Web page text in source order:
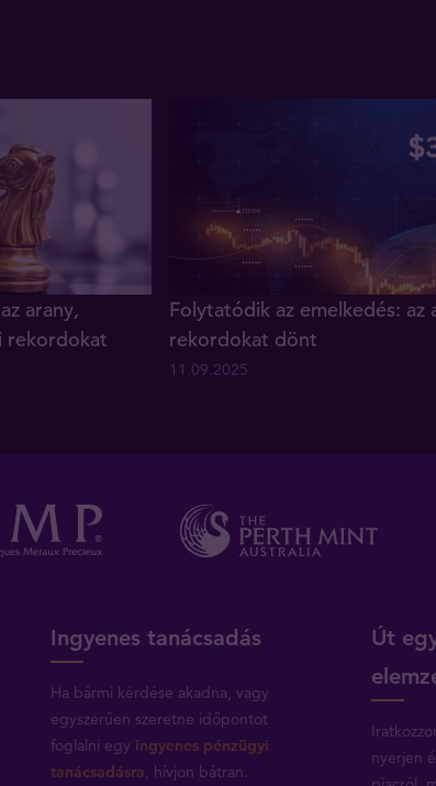
arany,
rekordokat
Folytatódik az emelkedés: az
rekordokat dönt
11.09.2025
Ingyenes tanácsadás
Ha bármi kérdése akadna, vagy
egyszerűen szeretne időpontot
foglalni egy ingyenes pénzügyi
tanácsadásra , hívjon bátran.
Út
nyerjen